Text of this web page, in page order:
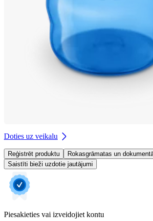
Doties uz veikalu
Reģistrēt produktu
Rokasgrāmatas un
Saistīti bieži uzdotie jautājumi
Piesakieties vai izveidojiet kontu